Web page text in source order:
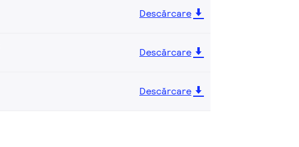
Descărcare
Descărcare
Descărcare